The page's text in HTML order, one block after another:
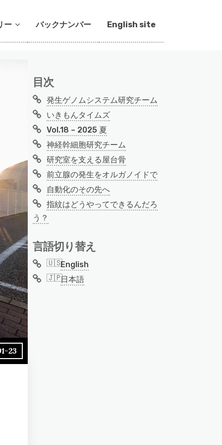
ー バックナンバー English site
23
目次
発生ゲノムシステム研究チーム
いきもんタイムズ
Vol.18 – 2025 夏
神経幹細胞研究チーム
研究室を支える屋台骨
前立腺の発生をオルガノイドで
自動化のその先へ
指紋はどうやってできるんだろ
う？
言語切り替え
English
日本語